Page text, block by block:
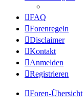
FAQ
Forenregeln
Disclaimer
Kontakt
Anmelden
Registrieren
Foren-Übersicht